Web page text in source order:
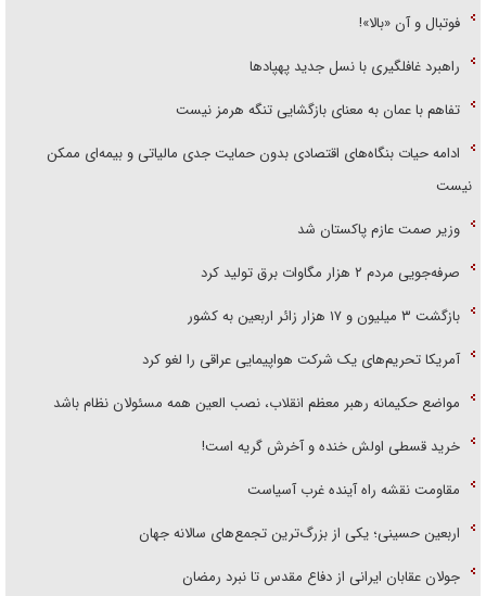
فوتبال و آن «بالا»!
راهبرد غافلگیری با نسل جدید پهپاد‌ها
تفاهم با عمان به معنای بازگشایی تنگه هرمز نیست
ادامه حیات بنگاه‌های اقتصادی بدون حمایت جدی مالیاتی و بیمه‌ای ممکن
نیست
وزیر صمت عازم پاکستان شد
صرفه‌جویی مردم ۲ هزار مگاوات برق تولید کرد
بازگشت ۳ میلیون و ۱۷ هزار زائر اربعین به کشور
آمریکا تحریم‌های یک شرکت هواپیمایی عراقی را لغو کرد
مواضع حکیمانه رهبر معظم انقلاب، نصب العین همه مسئولان نظام باشد
خرید قسطی اولش خنده و آخرش گریه است!
مقاومت نقشه راه آینده غرب آسیاست
اربعین حسینی؛ یکی از بزرگ‌ترین تجمع‌های سالانه جهان
جولان عقابان ایرانی از دفاع مقدس تا نبرد رمضان